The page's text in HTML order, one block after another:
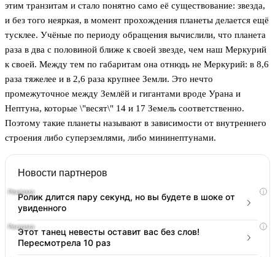
этим транзитам и стало понятно само её существование: звезда,
и без того неяркая, в момент прохождения планеты делается ещё
тусклее. Учёные по периоду обращения вычислили, что планета
раза в два с половиной ближе к своей звезде, чем наш Меркурий
к своей. Между тем по габаритам она отнюдь не Меркурий: в 8,6
раза тяжелее и в 2,6 раза крупнее Земли. Это нечто
промежуточное между Землёй и гигантами вроде Урана и
Нептуна, которые \"весят\" 14 и 17 Земель соответственно.
Поэтому такие планеты называют в зависимости от внутреннего
строения либо суперземлями, либо мининептунами.
Новости партнеров
i
Ролик длится пару секунд, но вы будете в шоке от
увиденного
i
Этот танец невесты оставит вас без слов!
Пересмотрела 10 раз